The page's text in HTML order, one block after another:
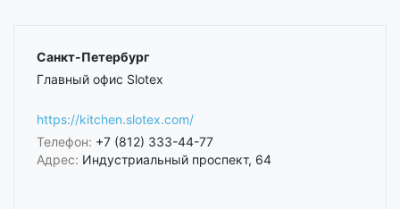
Санкт-Петербург
Главный офис Slotex
https://kitchen.slotex.com/
Телефон: +7 (812) 333-44-77
Адрес: Индустриальный проспект, 64